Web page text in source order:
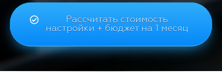
Рассчитать стоимость
настройки + бюджет на 1 месяц